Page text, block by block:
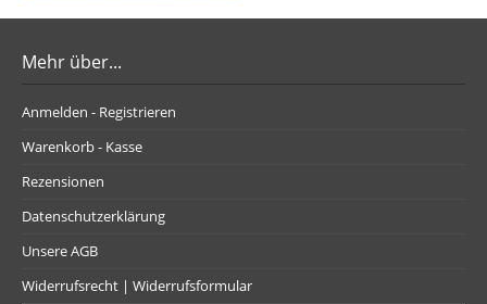
Mehr über...
Anmelden - Registrieren
Warenkorb - Kasse
Rezensionen
Datenschutzerklärung
Unsere AGB
Widerrufsrecht | Widerrufsformular